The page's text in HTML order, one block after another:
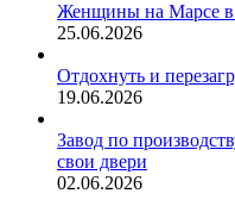
Женщины на Марсе в
25.06.2026
Отдохнуть и
19.06.2026
Завод по
свои двери
02.06.2026